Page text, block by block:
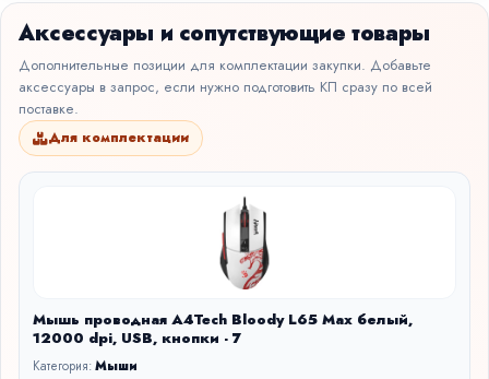
Аксессуары и сопутствующие товары
Дополнительные позиции для комплектации закупки. Добавьте
аксессуары в запрос, если нужно подготовить КП сразу по всей
поставке.
Для комплектации
Мышь проводная A4Tech Bloody L65 Max белый,
12000 dpi, USB, кнопки - 7
Категория:Мыши